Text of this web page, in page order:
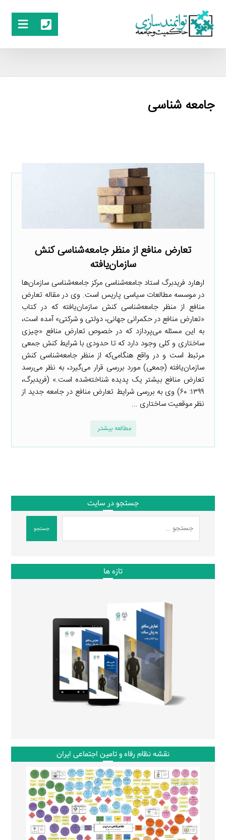
جامعه شناسی
تعارض منافع از منظر جامعه‌شناسی کنش
سازمان‌یافته
ارهارد فریدبرگ استاد جامعه‌شناسی مرکز جامعه‌شناسی سازمان‌ها
در موسسه مطالعات سیاسی پاریس است. وی در مقاله تعارض
منافع از منظر جامعه‌شناسی کنش سازمان‌یافته که در کتاب
«تعارض منافع در حکمرانی جهانی، دولتی و شرکتی» آمده است،
به این مسئله می‌پردازد که در خصوص تعارض منافع «چیزی
ساختاری و کلی وجود دارد که تا حدودی با شرایط کنش جمعی
مرتبط است و در واقع هنگامی‌که از منظر جامعه‌شناسی کنش
سازمان‌یافته (جمعی) مورد بررسی قرار می‌گیرد، به نظر می‌رسد
تعارض منافع بیشتر یک پدیده شناخته‌شده است.» (فریدبرگ،
۱۳۹۹: ۶۰) وی به بررسی شرایط تعارض منافع در جامعه جدید از
نظر موقعیت ساختاری ...
مطالعه بیشتر
جستجو در سایت
جستجو
تازه ها
نقشه نظام رفاه و تامین اجتماعی ایران